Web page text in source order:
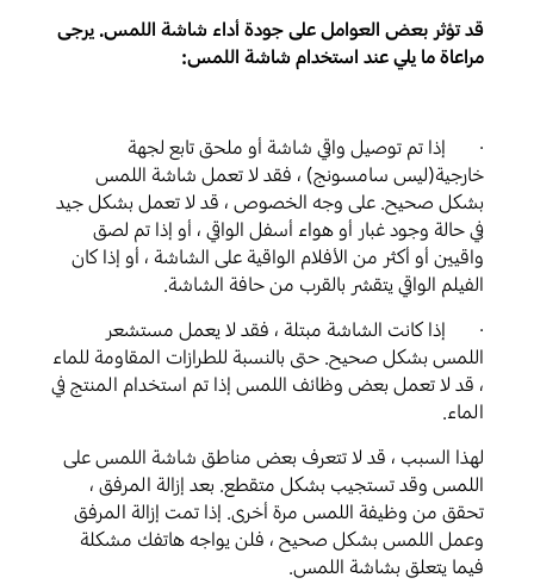
قد تؤثر بعض العوامل على جودة أداء شاشة اللمس. يرجى
مراعاة ما يلي عند استخدام شاشة اللمس:
· إذا تم توصيل واقي شاشة أو ملحق تابع لجهة
خارجية(ليس سامسونج) ، فقد لا تعمل شاشة اللمس
بشكل صحيح. على وجه الخصوص ، قد لا تعمل بشكل جيد
في حالة وجود غبار أو هواء أسفل الواقي ، أو إذا تم لصق
واقيين أو أكثر من الأفلام الواقية على الشاشة ، أو إذا كان
الفيلم الواقي يتقشر بالقرب من حافة الشاشة.
· إذا كانت الشاشة مبتلة ، فقد لا يعمل مستشعر
اللمس بشكل صحيح. حتى بالنسبة للطرازات المقاومة للماء
، قد لا تعمل بعض وظائف اللمس إذا تم استخدام المنتج في
الماء.
لهذا السبب ، قد لا تتعرف بعض مناطق شاشة اللمس على
اللمس وقد تستجيب بشكل متقطع. بعد إزالة المرفق ،
تحقق من وظيفة اللمس مرة أخرى. إذا تمت إزالة المرفق
وعمل اللمس بشكل صحيح ، فلن يواجه هاتفك مشكلة
فيما يتعلق بشاشة اللمس.